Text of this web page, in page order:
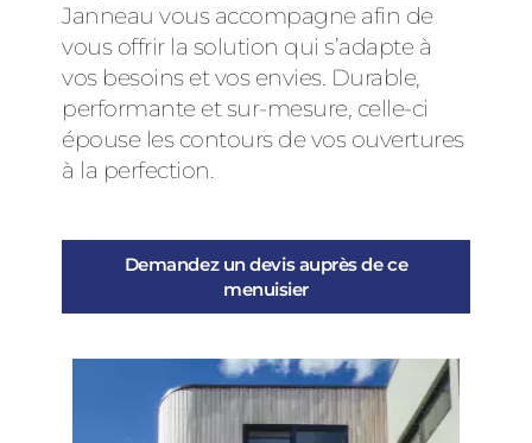
Janneau vous accompagne afin de
vous offrir la solution qui s’adapte à
vos besoins et vos envies. Durable,
performante et sur-mesure, celle-ci
épouse les contours de vos ouvertures
à la perfection.
Demandez un devis auprès de ce
menuisier